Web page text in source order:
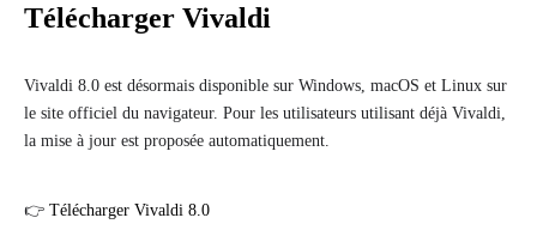
Télécharger Vivaldi
Vivaldi 8.0 est désormais disponible sur Windows, macOS et Linux sur
le site officiel du navigateur. Pour les utilisateurs utilisant déjà Vivaldi,
la mise à jour est proposée automatiquement.
👉 Télécharger Vivaldi 8.0